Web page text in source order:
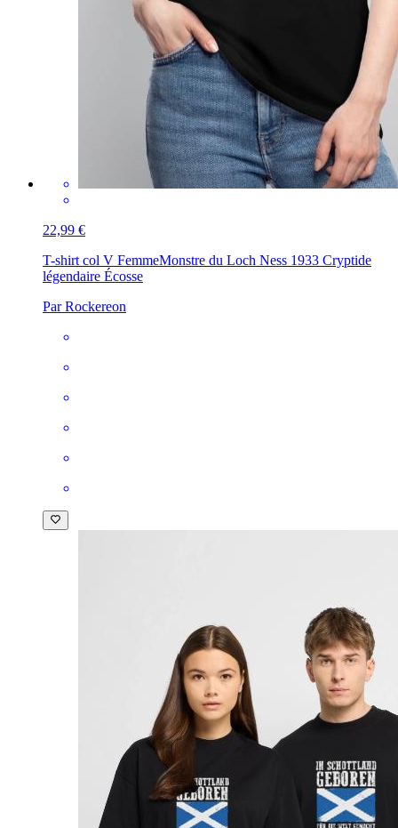
22,99 €
T-shirt col V FemmeMonstre du Loch Ness 1933 Cryptide
légendaire Écosse
Par Rockereon